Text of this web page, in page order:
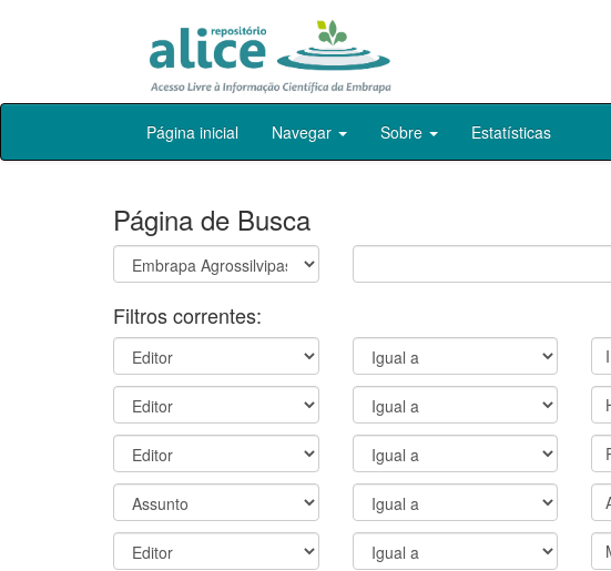
Skip
Página inicial Navegar Sobre Estatísticas
Página de Busca
Filtros correntes: